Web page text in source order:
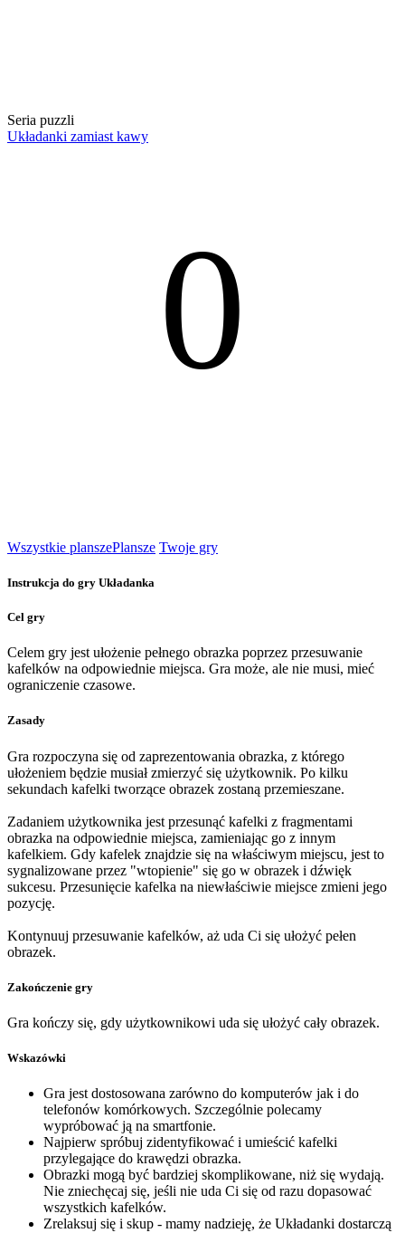
Seria puzzli
Układanki zamiast kawy
0
Wszystkie planszePlansze Twoje gry
Instrukcja do gry Układanka
Cel gry
Celem gry jest ułożenie pełnego obrazka poprzez przesuwanie
kafelków na odpowiednie miejsca. Gra może, ale nie musi, mieć
ograniczenie czasowe.
Zasady
Gra rozpoczyna się od zaprezentowania obrazka, z którego
ułożeniem będzie musiał zmierzyć się użytkownik. Po kilku
sekundach kafelki tworzące obrazek zostaną przemieszane.
Zadaniem użytkownika jest przesunąć kafelki z fragmentami
obrazka na odpowiednie miejsca, zamieniając go z innym
kafelkiem. Gdy kafelek znajdzie się na właściwym miejscu, jest to
sygnalizowane przez "wtopienie" się go w obrazek i dźwięk
sukcesu. Przesunięcie kafelka na niewłaściwie miejsce zmieni jego
pozycję.
Kontynuuj przesuwanie kafelków, aż uda Ci się ułożyć pełen
obrazek.
Zakończenie gry
Gra kończy się, gdy użytkownikowi uda się ułożyć cały obrazek.
Wskazówki
Gra jest dostosowana zarówno do komputerów jak i do
telefonów komórkowych. Szczególnie polecamy
wypróbować ją na smartfonie.
Najpierw spróbuj zidentyfikować i umieścić kafelki
przylegające do krawędzi obrazka.
Obrazki mogą być bardziej skomplikowane, niż się wydają.
Nie zniechęcaj się, jeśli nie uda Ci się od razu dopasować
wszystkich kafelków.
Zrelaksuj się i skup - mamy nadzieję, że Układanki dostarczą